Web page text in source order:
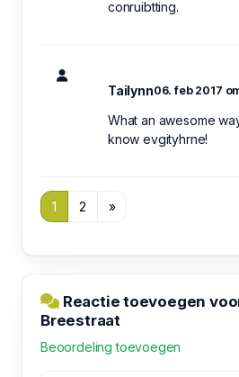
conruibtting.
Tailynn06. feb 2017
What an awesome
know evgityhrne!
1 2 »
Reactie toevoegen
Breestraat
Beoordeling toevoegen